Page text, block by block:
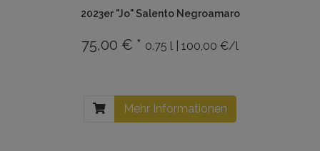
2023er "Jo" Salento Negroamaro
75,00 € * 0.75 l | 100,00 €/l
Mehr Informationen